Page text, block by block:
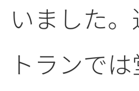
いました
トランで